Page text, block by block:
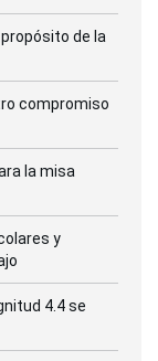
de la
compromiso
la misa
y
4.4 se